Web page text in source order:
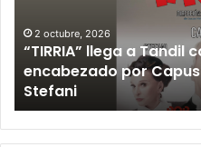
de lujo
y
12 septiembre,
Los
Tandil y